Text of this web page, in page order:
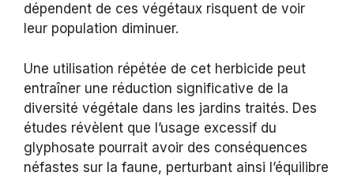
dépendent de ces végétaux risquent de voir
leur population diminuer.
Une utilisation répétée de cet herbicide peut
entraîner une réduction significative de la
diversité végétale dans les jardins traités. Des
études révèlent que l’usage excessif du
glyphosate pourrait avoir des conséquences
néfastes sur la faune, perturbant ainsi l’équilibre